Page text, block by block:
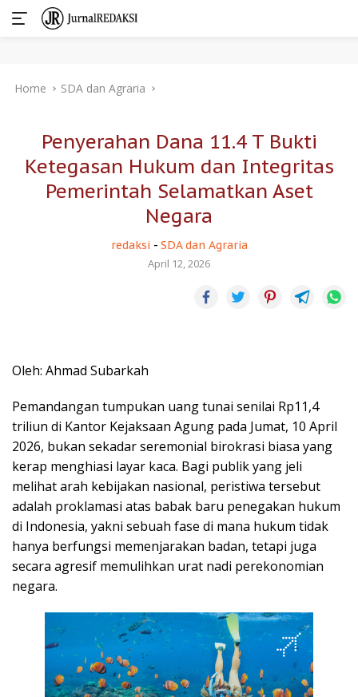
Home SDA dan Agraria
Penyerahan Dana 11.4 T Bukti
Ketegasan Hukum dan Integritas
Pemerintah Selamatkan Aset
Negara
redaksi - SDA dan Agraria
April 12, 2026
Oleh: Ahmad Subarkah
Pemandangan tumpukan uang tunai senilai Rp11,4
triliun di Kantor Kejaksaan Agung pada Jumat, 10 April
2026, bukan sekadar seremonial birokrasi biasa yang
kerap menghiasi layar kaca. Bagi publik yang jeli
melihat arah kebijakan nasional, peristiwa tersebut
adalah proklamasi atas babak baru penegakan hukum
di Indonesia, yakni sebuah fase di mana hukum tidak
hanya berfungsi memenjarakan badan, tetapi juga
secara agresif memulihkan urat nadi perekonomian
negara.